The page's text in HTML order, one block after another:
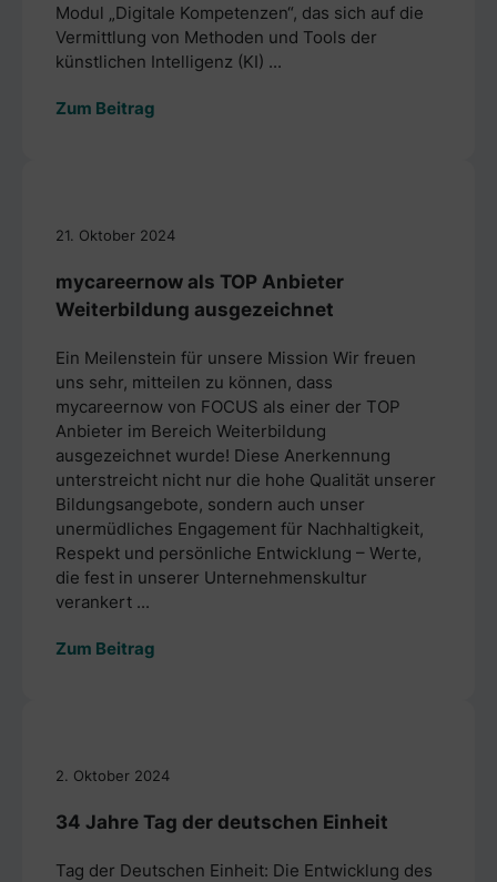
Modul „Digitale Kompetenzen“, das sich auf die
Vermittlung von Methoden und Tools der
künstlichen Intelligenz (KI) ...
Zum Beitrag
21. Oktober 2024
mycareernow als TOP Anbieter
Weiterbildung ausgezeichnet
Ein Meilenstein für unsere Mission Wir freuen
uns sehr, mitteilen zu können, dass
mycareernow von FOCUS als einer der TOP
Anbieter im Bereich Weiterbildung
ausgezeichnet wurde! Diese Anerkennung
unterstreicht nicht nur die hohe Qualität unserer
Bildungsangebote, sondern auch unser
unermüdliches Engagement für Nachhaltigkeit,
Respekt und persönliche Entwicklung – Werte,
die fest in unserer Unternehmenskultur
verankert ...
Zum Beitrag
2. Oktober 2024
34 Jahre Tag der deutschen Einheit
Tag der Deutschen Einheit: Die Entwicklung des